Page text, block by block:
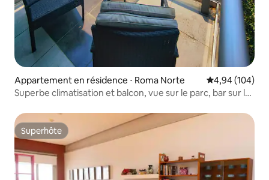
Appartement en résidence ⋅ Roma Norte Évaluation
4,94 (104)
Superbe climatisation et balcon, vue sur le parc, bar sur le
Superhôte
Superhôte